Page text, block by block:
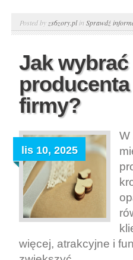
Posted by zs6zory.plin Sprawdź
Jak
firmy?
lis 10, 2025
W
więcej, atrakcyjne i